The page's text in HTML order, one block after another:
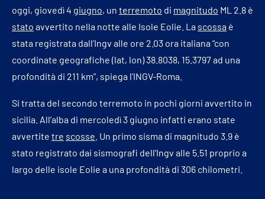
oggi, giovedì 4 giugno, un terremoto di magnitudo ML 2.8 è
stato avvertito nella notte alle Isole Eolie. La scossa è
stata registrata dall’Ingv alle ore 2.03 ora italiana “con
coordinate geografiche (lat, lon) 38.8038, 15.3797 ad una
profondità di 211 km”, spiega l’INGV-Roma.
Si tratta del secondo terremoto in pochi giorni avvertito in
sicilia. All’alba di mercoledì 3 giugno infatti erano state
avvertite tre scosse . Un primo sisma di magnitudo 3.9 è
stato registrato dai sismografi dell’Ingv alle 5.51 proprio a
largo delle isole Eolie a una profondità di 306 chilometri.